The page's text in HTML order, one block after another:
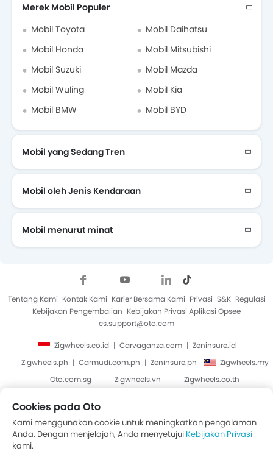
Merek Mobil Populer
Mobil Toyota
Mobil Daihatsu
Mobil Honda
Mobil Mitsubishi
Mobil Suzuki
Mobil Mazda
Mobil Wuling
Mobil Kia
Mobil BMW
Mobil BYD
Mobil yang Sedang Tren
Mobil oleh Jenis Kendaraan
Mobil menurut minat
Tentang Kami Kontak Kami Karier Bersama Kami Privasi S&K Regulasi
Kebijakan Pengembalian Kebijakan Privasi Aplikasi Opsee
cs.support@oto.com
Zigwheels.co.id Carvaganza.com
Zeninsure.id
Zigwheels.ph
Carmudi.com.ph Zeninsure.ph
Zigwheels.my
Oto.com.sg
Zigwheels.vn Zigwheels.co.th
Hak Cipta © Oto 2014-2026. Semua Hak Cipta Dilindungi.
Cookies pada Oto
Kami menggunakan cookie untuk meningkatkan pengalaman
Anda. Dengan menjelajah, Anda menyetujui Kebijakan Privasi
kami.